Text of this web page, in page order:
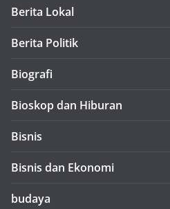
Berita Lokal
Berita Politik
Biografi
Bioskop dan Hiburan
Bisnis
Bisnis dan Ekonomi
budaya